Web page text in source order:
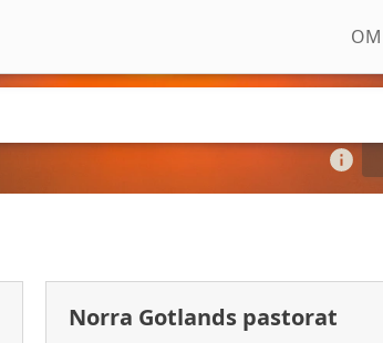
OM
Norra Gotlands pastorat